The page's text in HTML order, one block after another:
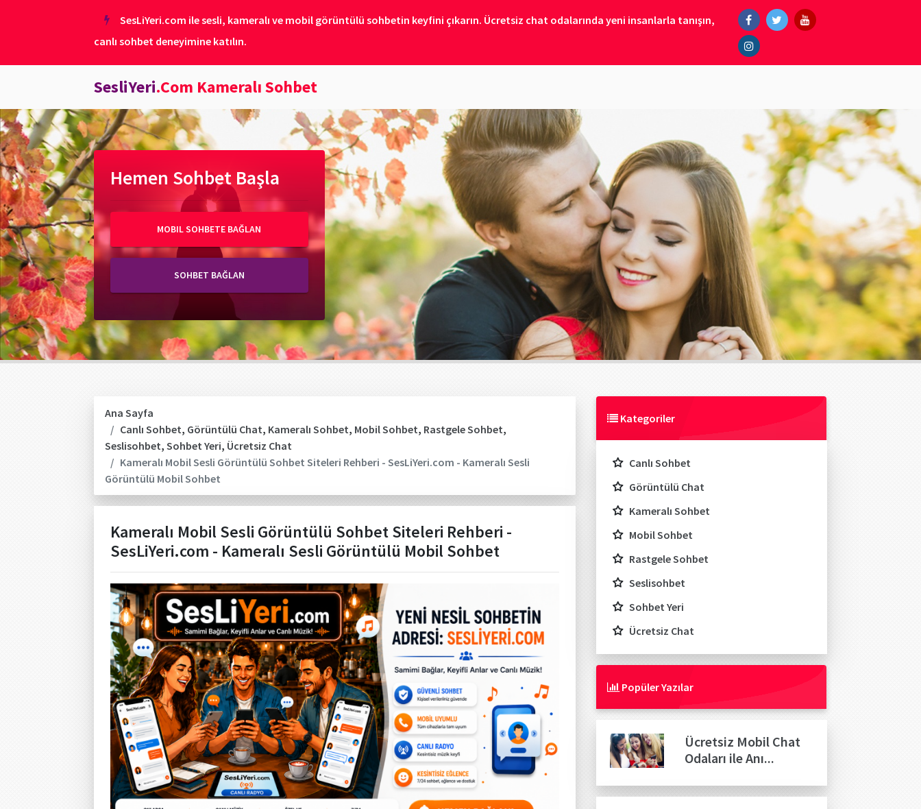
SesLiYeri.com ile sesli, kameralı ve mobil görüntülü sohbetin keyfini çıkarın. Ücretsiz chat odalarında yeni insanlarla tanışın,
canlı sohbet deneyimine katılın.
SesliYeri.Com Kameralı Sohbet
Hemen Sohbet Başla
MOBIL SOHBETE BAĞLAN
SOHBET BAĞLAN
Ana Sayfa
Canlı Sohbet, Görüntülü Chat, Kameralı Sohbet, Mobil Sohbet, Rastgele Sohbet,
Seslisohbet, Sohbet Yeri, Ücretsiz Chat
Kameralı Mobil Sesli Görüntülü Sohbet Siteleri Rehberi - SesLiYeri.com - Kameralı Sesli
Görüntülü Mobil Sohbet
Kameralı Mobil Sesli Görüntülü Sohbet Siteleri Rehberi -
SesLiYeri.com - Kameralı Sesli Görüntülü Mobil Sohbet
Kategoriler
Canlı Sohbet
Görüntülü Chat
Kameralı Sohbet
Mobil Sohbet
Rastgele Sohbet
Seslisohbet
Sohbet Yeri
Ücretsiz Chat
Popüler Yazılar
Ücretsiz Mobil Chat
Odaları ile Anı...